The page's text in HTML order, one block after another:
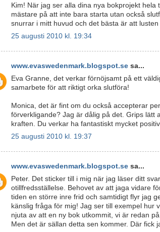
Kim! När jag ser alla dina nya bokprojekt
mästare på att inte bara starta utan också
snurrar i mitt huvud och det bästa är att
25 augusti 2010 kl. 19:34
www.evaswedenmark.blogspot.se sa...
Eva Granne, det verkar förnöjsamt på ett
samarbete för att riktigt orka slutföra!
Monica, det är fint om du också accepterar
förverkligande? Jag är dålig på det. Grips lätt
kraften. Du verkar ha fantastiskt mycket
25 augusti 2010 kl. 19:37
www.evaswedenmark.blogspot.se sa...
Peter. Det sticker till i mig när jag läser ditt
otillfredsställelse. Behovet av att jaga vidare
tiden en större inre frid och samtidigt flyr jag
känslig fråga för mig! Jag ser till exempel hur
njuta av att en ny bok utkommit, vi är redan
Men det är sällan detta sen kommer. Där fick